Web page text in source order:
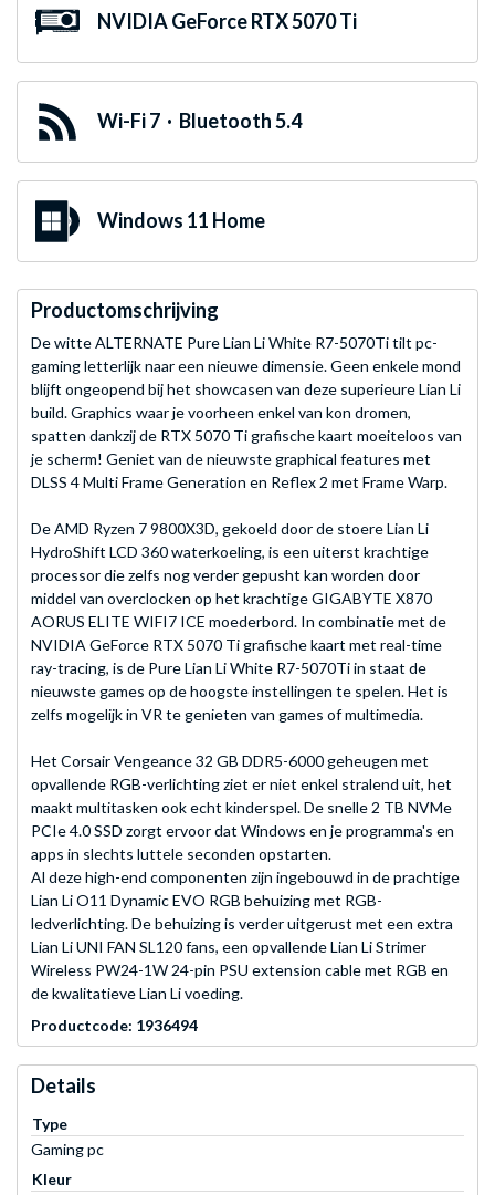
NVIDIA GeForce RTX 5070 Ti
Wi-Fi 7 · Bluetooth 5.4
Windows 11 Home
Productomschrijving
De witte ALTERNATE Pure Lian Li White R7-5070Ti tilt pc-
gaming letterlijk naar een nieuwe dimensie. Geen enkele mond
blijft ongeopend bij het showcasen van deze superieure Lian Li
build. Graphics waar je voorheen enkel van kon dromen,
spatten dankzij de RTX 5070 Ti grafische kaart moeiteloos van
je scherm! Geniet van de nieuwste graphical features met
DLSS 4 Multi Frame Generation en Reflex 2 met Frame Warp.
De AMD Ryzen 7 9800X3D, gekoeld door de stoere Lian Li
HydroShift LCD 360 waterkoeling, is een uiterst krachtige
processor die zelfs nog verder gepusht kan worden door
middel van overclocken op het krachtige GIGABYTE X870
AORUS ELITE WIFI7 ICE moederbord. In combinatie met de
NVIDIA GeForce RTX 5070 Ti grafische kaart met real-time
ray-tracing, is de Pure Lian Li White R7-5070Ti in staat de
nieuwste games op de hoogste instellingen te spelen. Het is
zelfs mogelijk in VR te genieten van games of multimedia.
Het Corsair Vengeance 32 GB DDR5-6000 geheugen met
opvallende RGB-verlichting ziet er niet enkel stralend uit, het
maakt multitasken ook echt kinderspel. De snelle 2 TB NVMe
PCIe 4.0 SSD zorgt ervoor dat Windows en je programma's en
apps in slechts luttele seconden opstarten.
Al deze high-end componenten zijn ingebouwd in de prachtige
Lian Li O11 Dynamic EVO RGB behuizing met RGB-
ledverlichting. De behuizing is verder uitgerust met een extra
Lian Li UNI FAN SL120 fans, een opvallende Lian Li Strimer
Wireless PW24-1W 24-pin PSU extension cable met RGB en
de kwalitatieve Lian Li voeding.
Productcode: 1936494
Details
Type
Gaming pc
Kleur